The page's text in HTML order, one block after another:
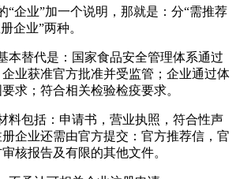
“企业”加一个说明，那就是：分“需推荐
企业”两种。
本替代是：国家食品安全管理体系通过
业获准官方批准并受监管；企业通过体
求；符合相关检验检疫要求。
料包括：申请书，营业执照，符合性声
企业还需由官方提交：官方推荐信，官
核报告及有限的其他文件。